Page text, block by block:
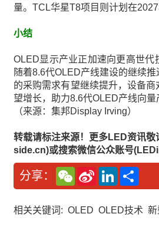
量。TCL华星T8项目则计划在2027
小结
OLED显示产业正加速向更高世代
随着8.6代OLED产线建设的继续
的采购需求有望继续提升，设备
望增长，助力8.6代OLED产线向量
（来源：集邦Display Irving）
转载请标注来源！更多LED资讯
side.cn)或搜索微信公众账号
分享：
W
e
C
a
S
n
W
L
n
e
相关关键词: OLED OLED技术 新